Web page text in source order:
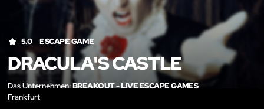
5.0 ESCAPE GAME
DRACULA'S CASTLE
Das Unternehmen:BREAKOUT - LIVE ESCAPE GAMES
Frankfurt